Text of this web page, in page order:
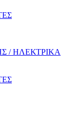
/ ΗΛΕΚΤΡΙΚΑ